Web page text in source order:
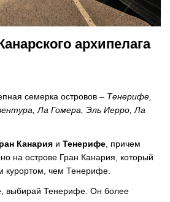
архипелага
семерка островов – Тенерифе,
Ла Гомера, Эль Иерро, Ла
Канария и Тенерифе , причем
на острове Гран Канария, который
курортом, чем Тенерифе.
выбирай Тенерифе. Он более